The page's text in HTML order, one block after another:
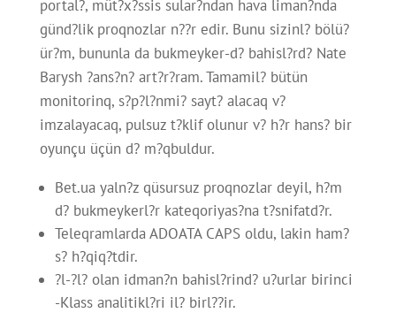
portal?, müt?x?ssis sular?ndan hava liman?nda
günd?lik proqnozlar n??r edir. Bunu sizinl? bölü?
ür?m, bununla da bukmeyker-d? bahisl?rd? Nate
Barysh ?ans?n? art?r?ram. Tamamil? bütün
monitorinq, s?p?l?nmi? sayt? alacaq v?
imzalayacaq, pulsuz t?klif olunur v? h?r hans? bir
oyunçu üçün d? m?qbuldur.
Bet.ua yaln?z qüsursuz proqnozlar deyil, h?m
d? bukmeykerl?r kateqoriyas?na t?snifatd?r.
Teleqramlarda ADOATA CAPS oldu, lakin ham?
s? h?qiq?tdir.
?l-?l? olan idman?n bahisl?rind? u?urlar birinci
-Klass analitikl?ri il? birl??ir.